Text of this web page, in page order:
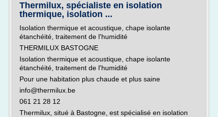
Thermilux, spécialiste en isolation
thermique, isolation ...
Isolation thermique et acoustique, chape isolante
étanchéité, traitement de l'humidité
THERMILUX BASTOGNE
Isolation thermique et acoustique, chape isolante
étanchéité, traitement de l'humidité
Pour une habitation plus chaude et plus saine
info@thermilux.be
061 21 28 12
Thermilux, situé à Bastogne, est spécialisé en isolation